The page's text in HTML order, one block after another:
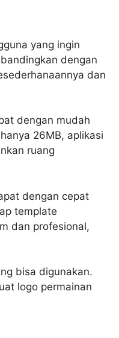
yang ingin
dengan
dan
dengan mudah
26MB, aplikasi
ruang
dengan cepat
template
dan profesional,
bisa digunakan.
logo permainan